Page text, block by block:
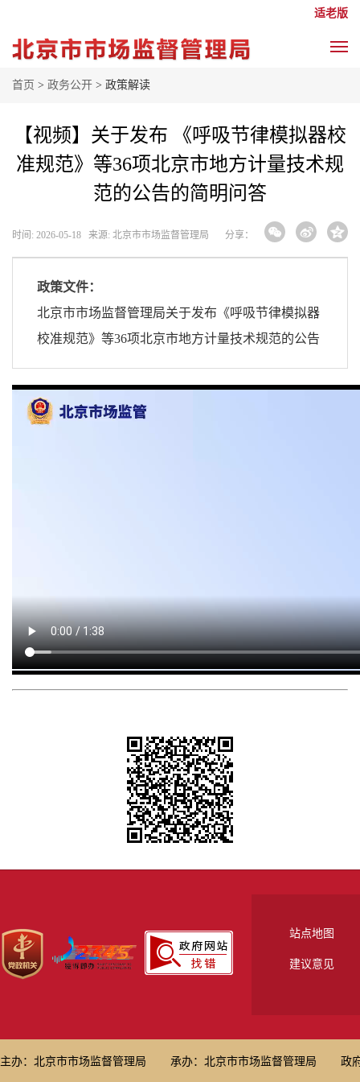
适老版
首页 > 政务公开 > 政策解读
【视频】关于发布 《呼吸节律模拟器校
准规范》等36项北京市地方计量技术规
范的公告的简明问答
时间: 2026-05-18 来源: 北京市市场监督管理局 分享：
政策文件：
北京市市场监督管理局关于发布《呼吸节律模拟器
校准规范》等36项北京市地方计量技术规范的公告
站点地图
建议意见
主办：北京市市场监督管理局 承办：北京市市场监督管理局 政